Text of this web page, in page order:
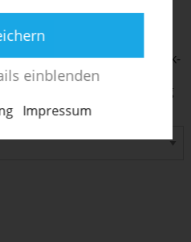
der Siebdruck-Anwender
Als Vertriebs­partner
individuell und
des Siebdruck­
sowie ein Paket
den Siebdruck kurzfristig
einblenden
Impressum